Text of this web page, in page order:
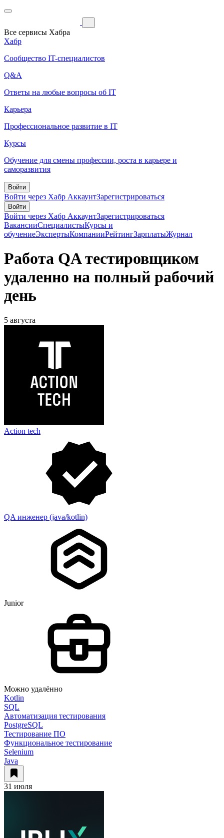
Все сервисы Хабра
Хабр
Сообщество IT-специалистов
Q&A
Ответы на любые вопросы об IT
Карьера
Профессиональное развитие в IT
Курсы
Обучение для смены профессии, роста в карьере и
саморазвития
Войти
Войти через Хабр АккаунтЗарегистрироваться
Войти
Войти через Хабр АккаунтЗарегистрироваться
ВакансииСпециалистыКурсы и
обучениеЭкспертыКомпанииРейтингЗарплатыЖурнал
Работа QA тестировщиком
удаленно на полный рабочий
день
5 августа
Action tech
QA инженер (java/kotlin)
Junior
Можно удалённо
Kotlin
SQL
Автоматизация тестирования
PostgreSQL
Тестирование ПО
Функциональное тестирование
Selenium
Java
31 июля